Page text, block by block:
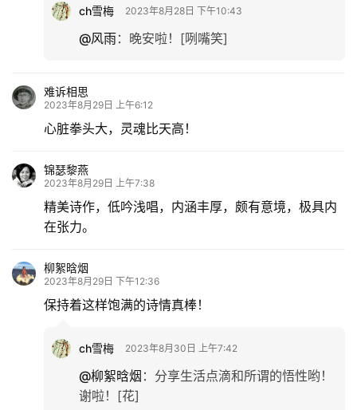
ch雪梅 2023年8月28日 下午10:43
@风雨： 晚安啦！[咧嘴笑]
难诉相思
2023年8月29日 上午6:12
心脏拳头大，灵魂比天高！
锦瑟黎燕
2023年8月29日 上午7:38
精美诗作，低吟浅唱，内涵丰厚，颇有意境，极具内
在张力。
柳絮晗烟
2023年8月29日 下午12:36
保持着这样饱满的诗情真棒！
ch雪梅 2023年8月30日 上午7:42
@柳絮晗烟 ： 分享生活点滴和所谓的悟性哟！
谢啦！[花]